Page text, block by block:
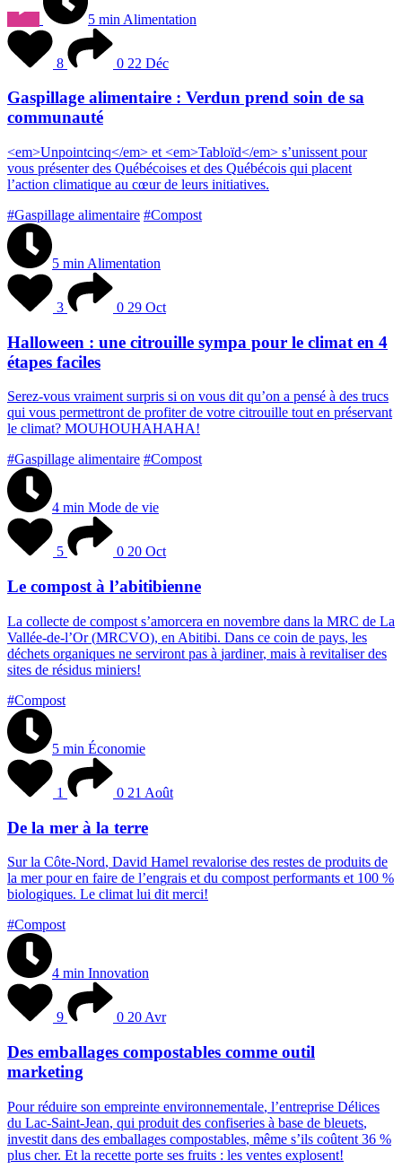
5 min Alimentation
8 0 22 Déc
Gaspillage alimentaire : Verdun prend soin de sa
communauté
<em>Unpointcinq</em> et <em>Tabloïd</em> s’unissent pour
vous présenter des Québécoises et des Québécois qui placent
l’action climatique au cœur de leurs initiatives.
#Gaspillage alimentaire #Compost
5 min Alimentation
3 0 29 Oct
Halloween : une citrouille sympa pour le climat en 4
étapes faciles
Serez-vous vraiment surpris si on vous dit qu’on a pensé à des trucs
qui vous permettront de profiter de votre citrouille tout en préservant
le climat? MOUHOUHAHAHA!
#Gaspillage alimentaire #Compost
4 min Mode de vie
5 0 20 Oct
Le compost à l’abitibienne
La collecte de compost s’amorcera en novembre dans la MRC de La
Vallée-de-l’Or (MRCVO), en Abitibi. Dans ce coin de pays, les
déchets organiques ne serviront pas à jardiner, mais à revitaliser des
sites de résidus miniers!
#Compost
5 min Économie
1 0 21 Août
De la mer à la terre
Sur la Côte-Nord, David Hamel revalorise des restes de produits de
la mer pour en faire de l’engrais et du compost performants et 100 %
biologiques. Le climat lui dit merci!
#Compost
4 min Innovation
9 0 20 Avr
Des emballages compostables comme outil
marketing
Pour réduire son empreinte environnementale, l’entreprise Délices
du Lac-Saint-Jean, qui produit des confiseries à base de bleuets,
investit dans des emballages compostables, même s’ils coûtent 36 %
plus cher. Et la recette porte ses fruits : les ventes explosent!